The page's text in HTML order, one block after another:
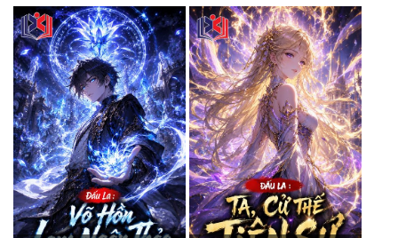
Xuyên Sách
Xuyên Thư
Điền Văn
Đô Thị
Đông Phương
Đông Phương Huyền Huyễn
Đồng Nhân